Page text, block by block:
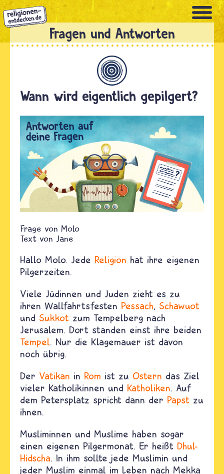
Direkt
zum
Inhalt
Wann wird eigentlich gepilgert?
Molo
Text von Jane
Hallo Molo. Jede Religion hat ihre eigenen
Pilgerzeiten.
Viele Jüdinnen und Juden zieht es zu
ihren Wallfahrtsfesten Pessach, Schawuot
und Sukkot zum Tempelberg nach
Jerusalem. Dort standen einst ihre beiden
Tempel. Nur die Klagemauer ist davon
noch übrig.
Der Vatikan in Rom ist zu Ostern das Ziel
vieler Katholikinnen und Katholiken. Auf
dem Petersplatz spricht dann der Papst zu
ihnen.
Musliminnen und Muslime haben sogar
einen eigenen Pilgermonat. Er heißt Dhul-
Hidscha. In ihm sollte jede Muslimin und
jeder Muslim einmal im Leben nach Mekka